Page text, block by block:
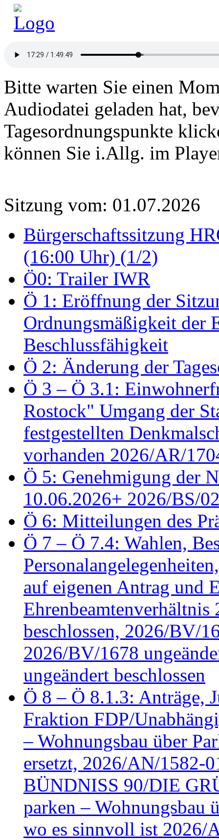
Bitte warten Sie einen
Audiodatei geladen hat,
Tagesordnungspunkte
können Sie i.Allg. im
Sitzung vom: 01.07.2026
Bürgerschaftssitzung
(16:00 Uhr) (1/2)
Ö0: Trailer IWR
Ö 1: Eröffnung der
Ordnungsmäßigkeit der
Beschlussfähigkeit
Ö 2: Änderung der
Ö 3 – Ö 3.1:
Rostock" Umgang der
festgestellten
vorhanden 2026/AR/
Ö 5: Genehmigung der
10.06.2026+ 2026/BS/
Ö 6: Mitteilungen des
Ö 7 – Ö 7.4: Wahlen,
auf eigenen Antrag und
beschlossen, 2026/BV/
2026/BV/1678
ungeändert beschlossen
Ö 8 – Ö 8.1.3: Anträge,
Fraktion FDP/
– Wohnungsbau über
ersetzt, 2026/AN/1582-
BÜNDNISS 90/DIE
parken – Wohnungsbau
wo es sinnvoll ist 2026/